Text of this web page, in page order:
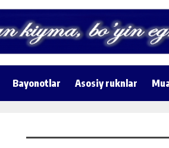
Bayonotlar Asosiy ruknlar